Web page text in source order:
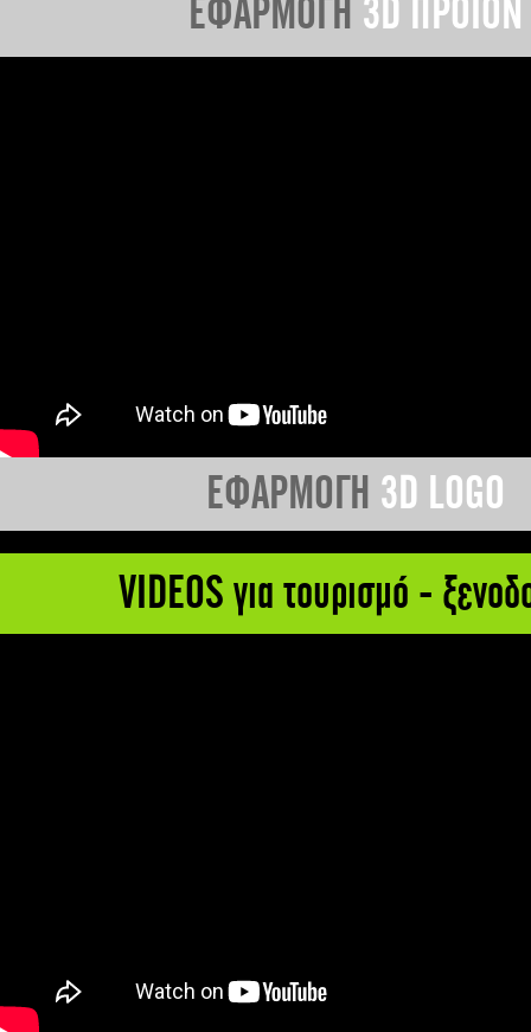
ΕΦΑΡΜΟΓΗ 3D ΠΡΟΙΟΝ
ΕΦΑΡΜΟΓΗ 3D LOGO
VIDEOS για τουρισμό -